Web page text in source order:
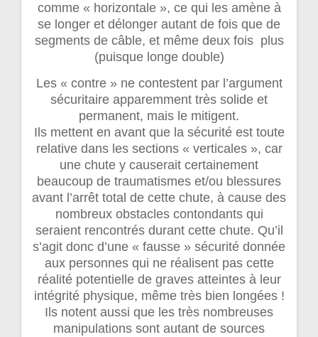
comme « horizontale », ce qui les amène à
se longer et délonger autant de fois que de
segments de câble, et même deux fois plus
(puisque longe double)
Les « contre » ne contestent par l’argument
sécuritaire apparemment très solide et
permanent, mais le mitigent.
Ils mettent en avant que la sécurité est toute
relative dans les sections « verticales », car
une chute y causerait certainement
beaucoup de traumatismes et/ou blessures
avant l’arrêt total de cette chute, à cause des
nombreux obstacles contondants qui
seraient rencontrés durant cette chute. Qu’il
s’agit donc d’une « fausse » sécurité donnée
aux personnes qui ne réalisent pas cette
réalité potentielle de graves atteintes à leur
intégrité physique, même très bien longées !
Ils notent aussi que les très nombreuses
manipulations sont autant de sources